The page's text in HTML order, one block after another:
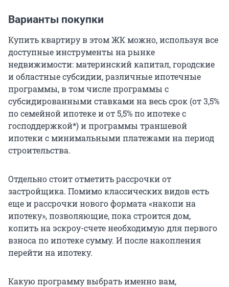
Варианты покупки
Купить квартиру в этом ЖК можно, используя все
доступные инструменты на рынке
недвижимости: материнский капитал, городские
и областные субсидии, различные ипотечные
программы, в том числе программы с
субсидированными ставками на весь срок (от 3,5%
по семейной ипотеке и от 5,5% по ипотеке с
господдержкой*) и программы траншевой
ипотеки с минимальными платежами на период
строительства.
Отдельно стоит отметить рассрочки от
застройщика. Помимо классических видов есть
еще и рассрочки нового формата «накопи на
ипотеку», позволяющие, пока строится дом,
копить на эскроу-счете необходимую для первого
взноса по ипотеке сумму. И после накопления
перейти на ипотеку.
Какую программу выбрать именно вам,